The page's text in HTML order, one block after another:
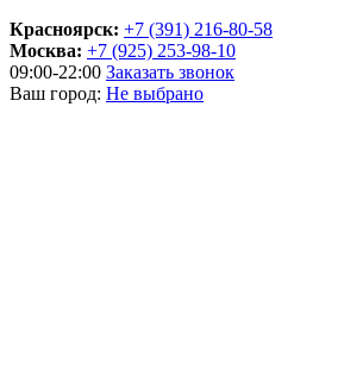
Красноярск: +7 (391) 216-80-58
Москва: +7 (925) 253-98-10
09:00-22:00 Заказать звонок
Ваш город: Не выбрано